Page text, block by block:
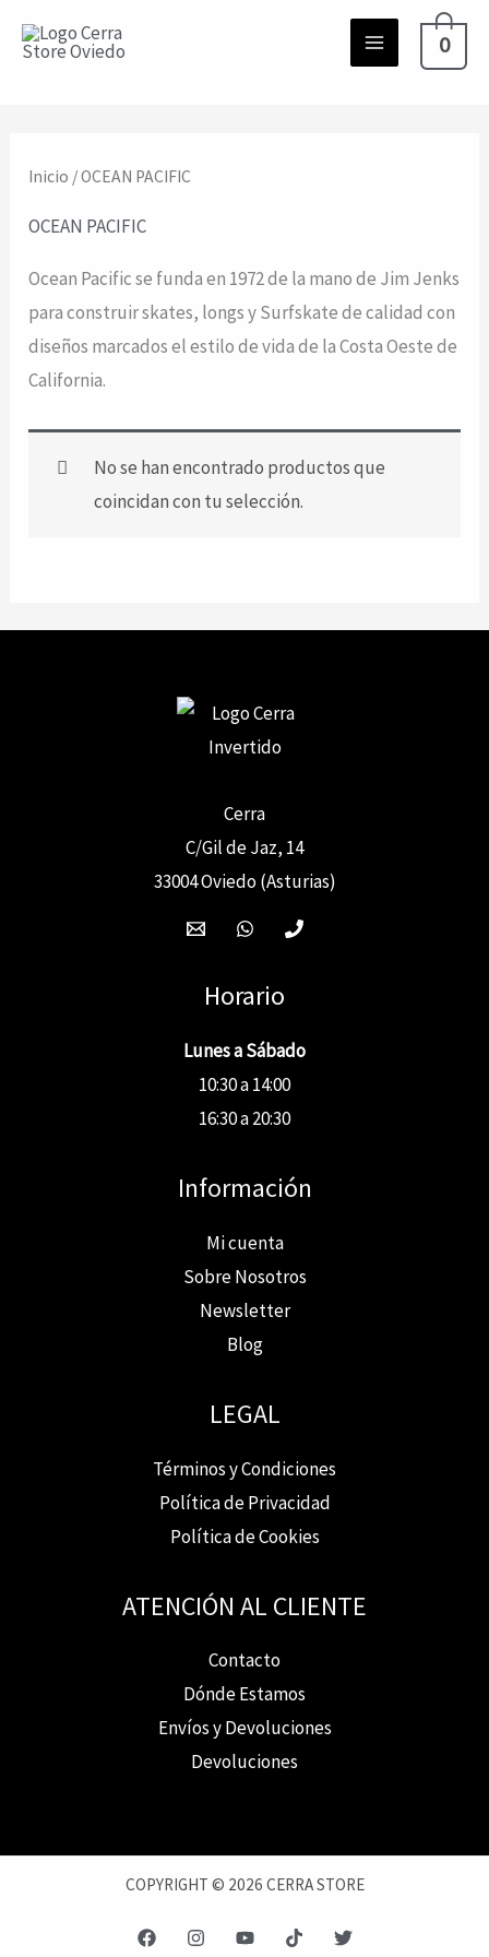
0
Inicio / OCEAN PACIFIC
OCEAN PACIFIC
Ocean Pacific se funda en 1972 de la mano de Jim Jenks
para construir skates, longs y Surfskate de calidad con
diseños marcados el estilo de vida de la Costa Oeste de
California.
No se han encontrado productos que
coincidan con tu selección.
Cerra
C/Gil de Jaz, 14
33004 Oviedo (Asturias)
Horario
Lunes a Sábado
10:30 a 14:00
16:30 a 20:30
Información
Mi cuenta
Sobre Nosotros
Newsletter
Blog
LEGAL
Términos y Condiciones
Política de Privacidad
Política de Cookies
ATENCIÓN AL CLIENTE
Contacto
Dónde Estamos
Envíos y Devoluciones
Devoluciones
COPYRIGHT © 2026 CERRA STORE